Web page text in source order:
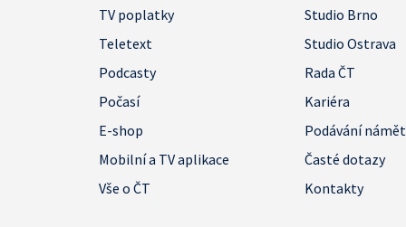
TV poplatky
Studio Brno
Teletext
Studio Ostrava
Podcasty
Rada ČT
Počasí
Kariéra
E-shop
Podávání
Mobilní a TV aplikace
Časté dotazy
Vše o ČT
Kontakty